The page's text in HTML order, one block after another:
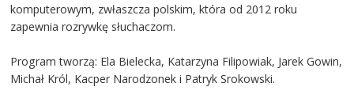
komputerowym, zwłaszcza polskim, która od 2012 roku
zapewnia rozrywkę słuchaczom.
Program tworzą: Ela Bielecka, Katarzyna Filipowiak, Jarek Gowin,
Michał Król, Kacper Narodzonek i Patryk Srokowski.